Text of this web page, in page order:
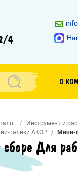
4
О
Инструмент и
валики АКОР Мини-
Для